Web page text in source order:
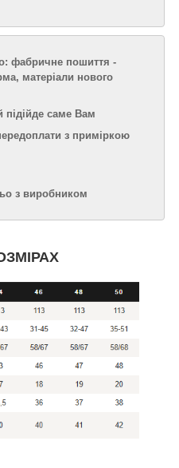
фабричне пошиття -
матеріали нового
підійде саме Вам
з приміркою
з виробником